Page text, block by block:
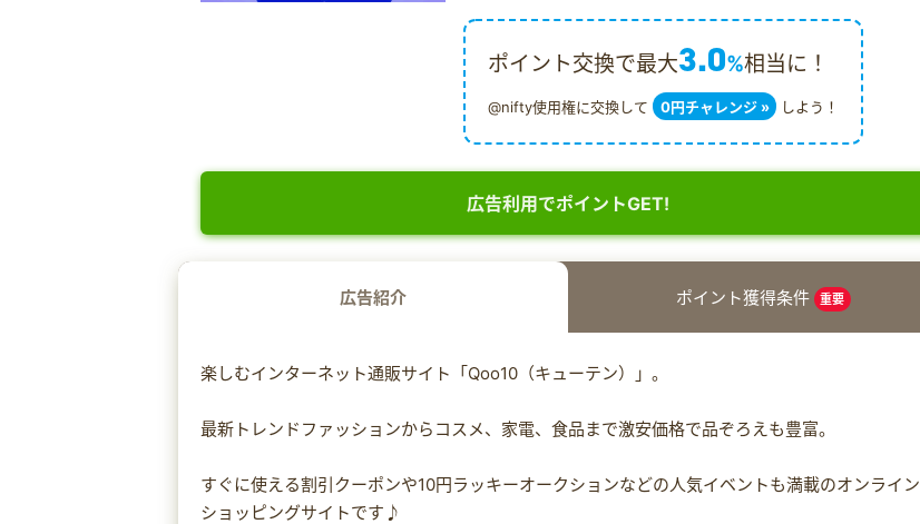
ポイント交換で最大3.0%相当に！
@nifty使用権に交換して 0円チャレンジ » しよう！
広告利用でポイントGET!
広告紹介 ポイント獲得条件 重要
楽しむインターネット通販サイト「Qoo10（キューテン）」。
最新トレンドファッションからコスメ、家電、食品まで激安価格で品ぞろえも豊富。
すぐに使える割引クーポンや10円ラッキーオークションなどの人気イベントも満載のオンライン
ショッピングサイトです♪